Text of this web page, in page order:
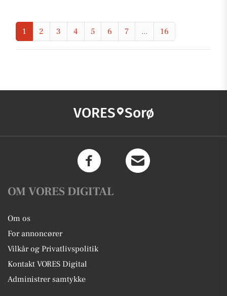
1 2 3 4 5 6 7 ... 16
VORES Sorø
OM VORES DIGITAL
Om os
For annoncører
Vilkår og Privatlivspolitik
Kontakt VORES Digital
Administrer samtykke